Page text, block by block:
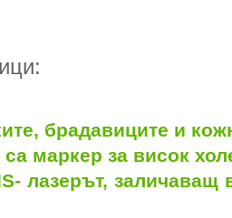
брадавиците и
маркер за висок
лазерът, заличаващ